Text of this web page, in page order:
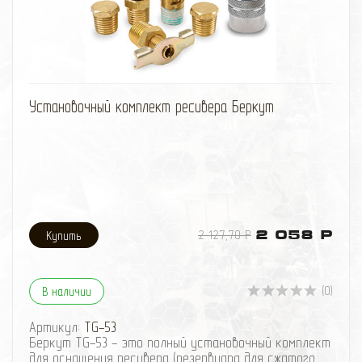
Установочный комплект ресивера Беркут
2 127,70 Р 2 058 Р
В наличии (0)
Артикул: TG-53
Беркут TG-53 - это полный установочный комплект
для оснащения ресивера (резервуара для сжатого